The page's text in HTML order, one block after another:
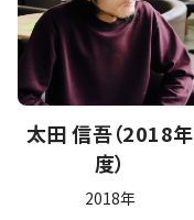
太田 信吾（2018年
度）
2018年